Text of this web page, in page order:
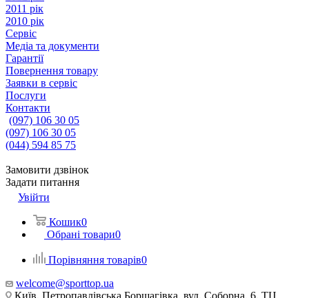
2011 рік
2010 рік
Сервіс
Медіа та документи
Гарантії
Повернення товару
Заявки в сервіс
Послуги
Контакти
(097) 106 30 05
(097) 106 30 05
(044) 594 85 75
Замовити дзвінок
Задати питання
Увійти
Кошик0
Обрані товари0
Порівняння товарів0
welcome@sporttop.ua
Київ, Петропавлівська Борщагівка, вул. Соборна, 6, ТЦ